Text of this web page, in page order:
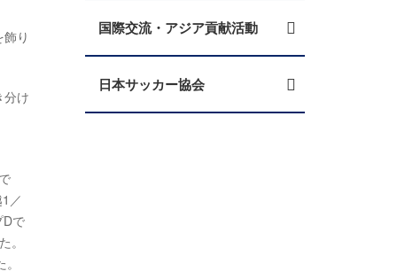
り
分け
／
Dで
。
国際交流・アジア貢献活動
日本サッカー協会